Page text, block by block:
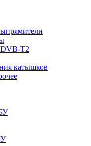
T2
катышков